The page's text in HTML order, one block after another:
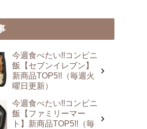
今週食べたい!!コンビニ
飯【セブンイレブン】
新商品TOP5!!（毎週火
曜日更新）
今週食べたい!!コンビニ
飯【ファミリーマー
ト】新商品TOP5!!（毎